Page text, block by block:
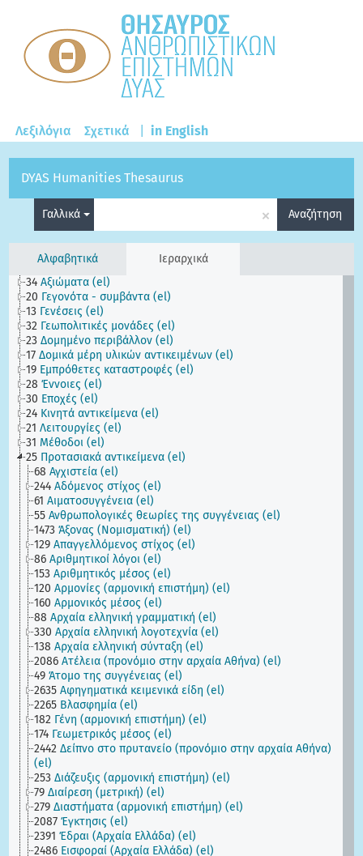
in English
Λεξιλόγια Σχετικά
DYAS Humanities Thesaurus
Γαλλικά × Αναζήτηση
Αλφαβητικά
Ιεραρχικά
34 Αξιώματα (el)
20 Γεγονότα - συμβάντα (el)
13 Γενέσεις (el)
32 Γεωπολιτικές μονάδες (el)
23 Δομημένο περιβάλλον (el)
17 Δομικά μέρη υλικών αντικειμένων (el)
19 Εμπρόθετες καταστροφές (el)
28 Έννοιες (el)
30 Εποχές (el)
24 Κινητά αντικείμενα (el)
21 Λειτουργίες (el)
31 Μέθοδοι (el)
25 Προτασιακά αντικείμενα (el)
68 Αγχιστεία (el)
244 Αδόμενος στίχος (el)
61 Αιματοσυγγένεια (el)
55 Ανθρωπολογικές θεωρίες της συγγένειας (el)
1473 Άξονας (Νομισματική) (el)
129 Απαγγελλόμενος στίχος (el)
86 Αριθμητικοί λόγοι (el)
153 Αριθμητικός μέσος (el)
120 Αρμονίες (αρμονική επιστήμη) (el)
160 Αρμονικός μέσος (el)
88 Αρχαία ελληνική γραμματική (el)
330 Αρχαία ελληνική λογοτεχνία (el)
138 Αρχαία ελληνική σύνταξη (el)
2086 Ατέλεια (προνόμιο στην αρχαία Αθήνα) (el)
49 Άτομο της συγγένειας (el)
2635 Αφηγηματικά κειμενικά είδη (el)
2265 Βλασφημία (el)
182 Γένη (αρμονική επιστήμη) (el)
174 Γεωμετρικός μέσος (el)
2442 Δείπνο στο πρυτανείο (προνόμιο στην αρχαία Αθήνα)
(el)
253 Διάζευξις (αρμονική επιστήμη) (el)
79 Διαίρεση (μετρική) (el)
279 Διαστήματα (αρμονική επιστήμη) (el)
2087 Έγκτησις (el)
2391 Έδραι (Aρχαία Eλλάδα) (el)
2486 Εισφοραί (Αρχαία Ελλάδα) (el)